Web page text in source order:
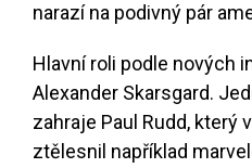
narazí na podivný pár
Hlavní roli podle nových
Alexander Skarsgard.
zahraje Paul Rudd, který
ztělesnil například